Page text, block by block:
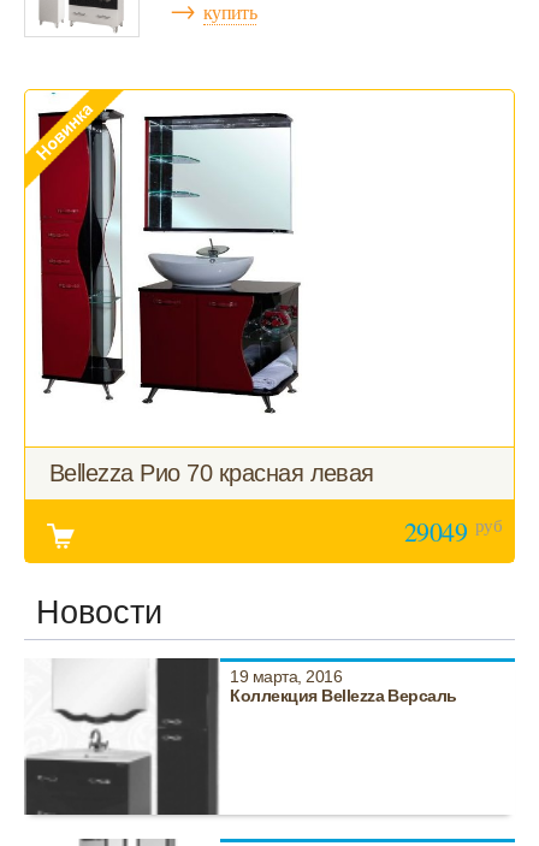
→ купить
Bellezza Рио 70 красная левая
29049 руб
Новости
19 марта, 2016
Коллекция Bellezza Версаль